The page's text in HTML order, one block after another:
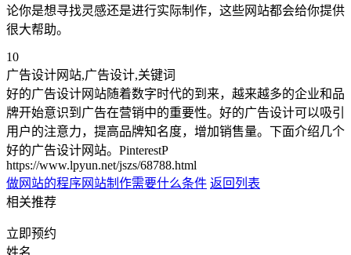
论你是想寻找灵感还是进行实际制作，这些网站都会给你提供
很大帮助。
10
广告设计网站,广告设计,关键词
好的广告设计网站随着数字时代的到来，越来越多的企业和品
牌开始意识到广告在营销中的重要性。好的广告设计可以吸引
用户的注意力，提高品牌知名度，增加销售量。下面介绍几个
好的广告设计网站。PinterestP
https://www.lpyun.net/jszs/68788.html
做网站的程序网站制作需要什么条件 返回列表
相关推荐
立即预约